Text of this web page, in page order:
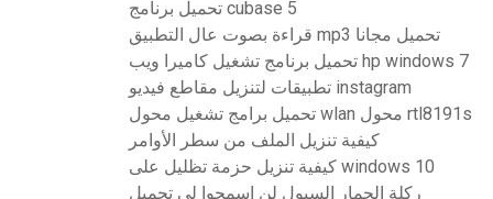
تحميل برنامج cubase 5
قراءة بصوت عال التطبيق mp3 تحميل مجانا
تحميل برنامج تشغيل كاميرا ويب hp windows 7
تطبيقات لتنزيل مقاطع فيديو instagram
تحميل برامج تشغيل محول wlan محول rtl8191s
كيفية تنزيل الملف من سطر الأوامر
كيفية تنزيل حزمة تظليل على windows 10
ركلة الحمار السيول لن اسمحوا لي تحميل